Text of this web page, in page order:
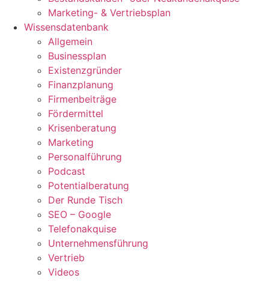
Marketing- & Vertriebsplan
Wissensdatenbank
Allgemein
Businessplan
Existenzgründer
Finanzplanung
Firmenbeiträge
Fördermittel
Krisenberatung
Marketing
Personalführung
Podcast
Potentialberatung
Der Runde Tisch
SEO – Google
Telefonakquise
Unternehmensführung
Vertrieb
Videos